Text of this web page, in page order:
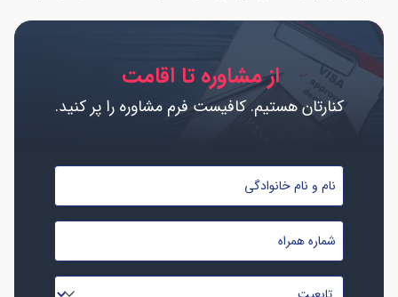
از مشاوره تا اقامت
کنارتان هستیم. کافیست فرم مشاوره را پر کنید.
نام
نام
خانوادگی
*
شماره
موبایل
*
تابعیت